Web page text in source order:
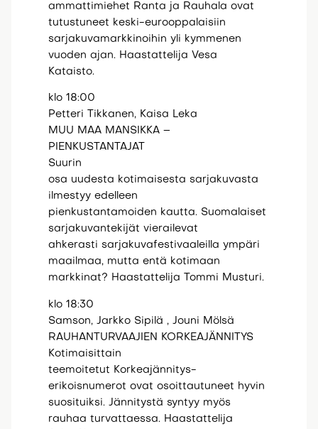
ammattimiehet Ranta ja Rauhala ovat
tutustuneet keski-eurooppalaisiin
sarjakuvamarkkinoihin yli kymmenen
vuoden ajan. Haastattelija Vesa
Kataisto.
klo 18:00
Petteri Tikkanen, Kaisa Leka
MUU MAA MANSIKKA –
PIENKUSTANTAJAT
Suurin
osa uudesta kotimaisesta sarjakuvasta
ilmestyy edelleen
pienkustantamoiden kautta. Suomalaiset
sarjakuvantekijät vierailevat
ahkerasti sarjakuvafestivaaleilla ympäri
maailmaa, mutta entä kotimaan
markkinat? Haastattelija Tommi Musturi.
klo 18:30
Samson, Jarkko Sipilä , Jouni Mölsä
RAUHANTURVAAJIEN KORKEAJÄNNITYS
Kotimaisittain
teemoitetut Korkeajännitys-
erikoisnumerot ovat osoittautuneet hyvin
suosituiksi. Jännitystä syntyy myös
rauhaa turvattaessa. Haastattelija